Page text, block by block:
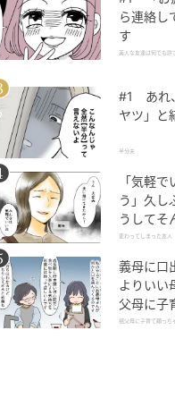
ら連絡し
す
美人な友達は何でも許
#1 あれ
ヤツ」と
半分夫
「気軽
う」久し
うしてそ
しまった
変わってしまった友人
義母に口
よりいい
父母に子
か？（1
祖父母に子育て頼っち